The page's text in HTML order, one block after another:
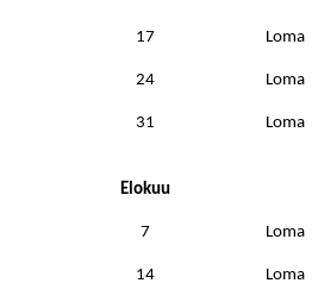
17 Loma
24 Loma
31 Loma
Elokuu
7 Loma
14 Loma